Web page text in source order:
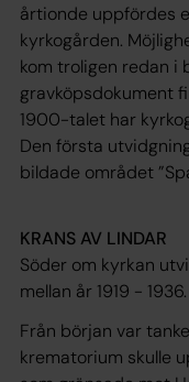
årtionde uppfördes
kyrkogården.
kom troligen redan i
gravköpsdokument
1900-talet har
Den första
bildade området
KRANS AV LINDAR
Söder om kyrkan
mellan år 1919 - 1936.
Från början var
krematorium skulle